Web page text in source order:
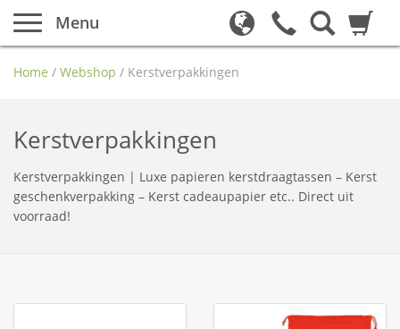
Menu
Home / Webshop / Kerstverpakkingen
Kerstverpakkingen
Kerstverpakkingen | Luxe papieren kerstdraagtassen – Kerst
geschenkverpakking – Kerst cadeaupapier etc.. Direct uit
voorraad!